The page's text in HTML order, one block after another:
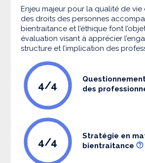
Enjeu majeur pour la qualité de
des droits des personnes
bientraitance et l’éthique font
évaluation visant à apprécier
structure et l’implication des
4/4
des
4/4
Stratégie en
bientraitance